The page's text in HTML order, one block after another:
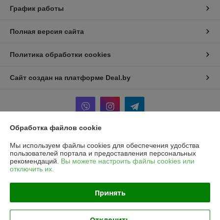
График работы
Полная версия сайта
Политика обработки cookies
Сайт создан на платформе Deal.by
Информация для покупателя
Юридическое лицо: Частное унитарное предприятие «Рапидита»
220140, г. Минск, ул. Лещинского, 14А, пом. 342
Регистрационный орган: Минский горисполком
Обработка файлов cookie
Мы используем файлы cookies для обеспечения удобства
пользователей портала и предоставления персональных
рекомендаций. Вы можете настроить файлы cookies или
отключить их.
Принять